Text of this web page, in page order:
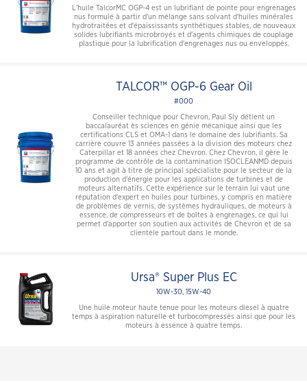
L'huile TalcorMC OGP-4 est un lubrifiant de pointe pour engrenages
nus formulé à partir d'un mélange sans solvant d'huiles minérales
hydrotraitées et d'épaississants synthétiques stables, de nouveaux
solides lubrifiants microbroyés et d'agents chimiques de couplage
plastique pour la lubrification d'engrenages nus ou enveloppés.
TALCOR™ OGP-6 Gear Oil
#000
Conseiller technique pour Chevron, Paul Sly détient un
baccalauréat ès sciences en génie mécanique ainsi que les
certifications CLS et OMA-1 dans le domaine des lubrifiants. Sa
carrière couvre 13 années passées à la division des moteurs chez
Caterpillar et 18 années chez Chevron. Chez Chevron, il gère le
programme de contrôle de la contamination ISOCLEANMD depuis
10 ans et agit à titre de principal spécialiste pour le secteur de la
production d'énergie pour les applications de turbines et de
moteurs alternatifs. Cette expérience sur le terrain lui vaut une
réputation d'expert en huiles pour turbines, y compris en matière
de problèmes de vernis, de systèmes hydrauliques, de moteurs à
essence, de compresseurs et de boîtes à engrenages, ce qui lui
permet d'apporter son soutien aux activités de Chevron et de sa
clientèle partout dans le monde.
Ursa® Super Plus EC
10W-30, 15W-40
Une huile moteur haute tenue pour les moteurs diesel à quatre
temps à aspiration naturelle et turbocompressés ainsi que pour les
moteurs à essence à quatre temps.